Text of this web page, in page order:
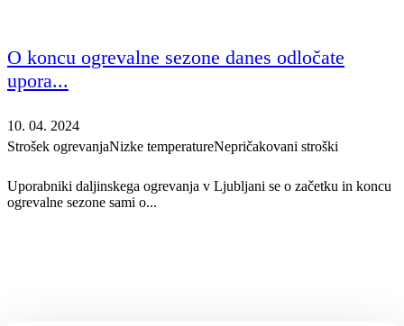
O koncu ogrevalne sezone danes odločate
upora...
10. 04. 2024
Strošek ogrevanjaNizke temperatureNepričakovani stroški
Uporabniki daljinskega ogrevanja v Ljubljani se o začetku in koncu
ogrevalne sezone sami o...